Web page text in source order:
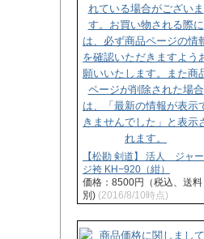
【松勘 剣道】 活人 ジャー
ジ袴 KH−920（紺）
価格：8500円（税込、送料
別) (2016/8/10時点)